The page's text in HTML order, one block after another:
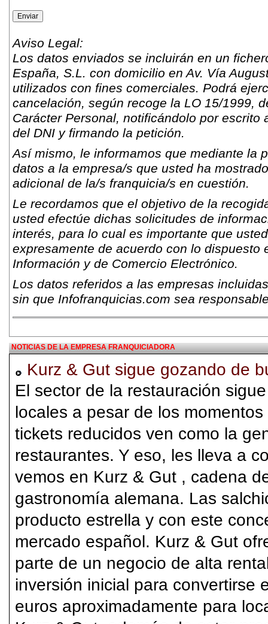
Aviso Legal:
Los datos enviados se incluirán en un
España, S.L. con domicilio en Av. Vía
utilizados con fines comerciales. Podrá
cancelación, según recoge la LO 15/1999,
Carácter Personal, notificándolo por
del DNI y firmando la petición.
Así mismo, le informamos que mediante la
datos a la empresa/s que usted ha
adicional de la/s franquicia/s en cuestión.
Le recordamos que el objetivo de la
usted efectúe dichas solicitudes de
interés, para lo cual es importante que
expresamente de acuerdo con lo
Información y de Comercio Electrónico.
Los datos referidos a las empresas
sin que Infofranquicias.com sea
NOTICIAS DE LA EMPRESA FRANQUICIADORA
Kurz & Gut sigue gozando de
El sector de la restauración
locales a pesar de los
tickets reducidos ven como la
restaurantes. Y eso, les lleva a
vemos en Kurz & Gut , cadena
gastronomía alemana. Las
producto estrella y con este
mercado español. Kurz & Gut
parte de un negocio de alta
inversión inicial para convertirse
euros aproximadamente para